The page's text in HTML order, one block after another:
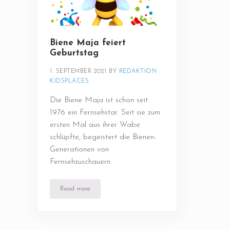
Biene Maja feiert
Geburtstag
1. SEPTEMBER 2021 BY REDAKTION
KIDSPLACES
Die Biene Maja ist schon seit
1976 ein Fernsehstar. Seit sie zum
ersten Mal aus ihrer Wabe
schlüpfte, begeistert die Bienen-
Generationen von
Fernsehzuschauern.
Read moreBiene Maja feiert Geburtstag